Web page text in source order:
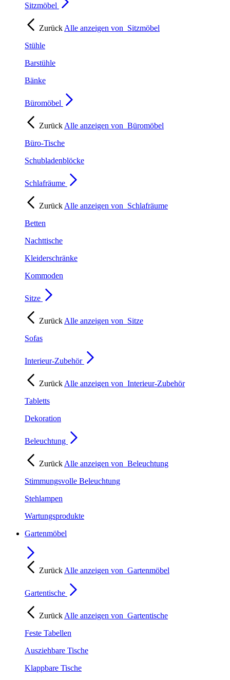
Sitzmöbel
Zurück Alle anzeigen von Sitzmöbel
Stühle
Barstühle
Bänke
Büromöbel
Zurück Alle anzeigen von Büromöbel
Büro-Tische
Schubladenblöcke
Schlafräume
Zurück Alle anzeigen von Schlafräume
Betten
Nachttische
Kleiderschränke
Kommoden
Sitze
Zurück Alle anzeigen von Sitze
Sofas
Interieur-Zubehör
Zurück Alle anzeigen von Interieur-Zubehör
Tabletts
Dekoration
Beleuchtung
Zurück Alle anzeigen von Beleuchtung
Stimmungsvolle Beleuchtung
Stehlampen
Wartungsprodukte
Gartenmöbel
Zurück Alle anzeigen von Gartenmöbel
Gartentische
Zurück Alle anzeigen von Gartentische
Feste Tabellen
Ausziehbare Tische
Klappbare Tische